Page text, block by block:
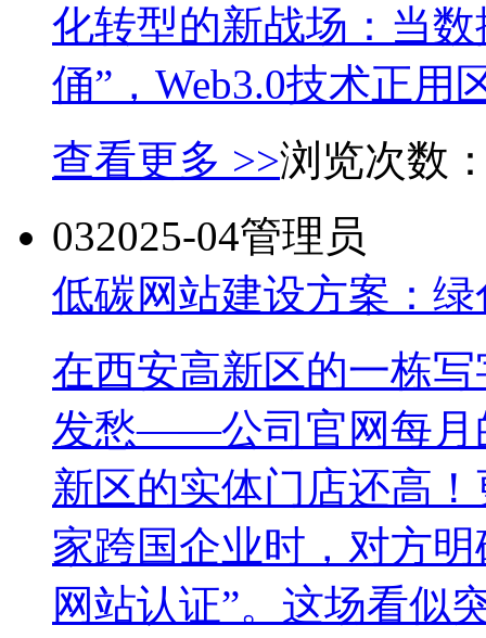
化转型的新战场：当
俑”，Web3.0技术正用
查看更多 >>浏览次
032025-04管理员
低碳网站建设方案：
在西安高新区的一栋
发愁——公司官网每月
新区的实体门店还高
家跨国企业时，对方
网站认证”。这场看似